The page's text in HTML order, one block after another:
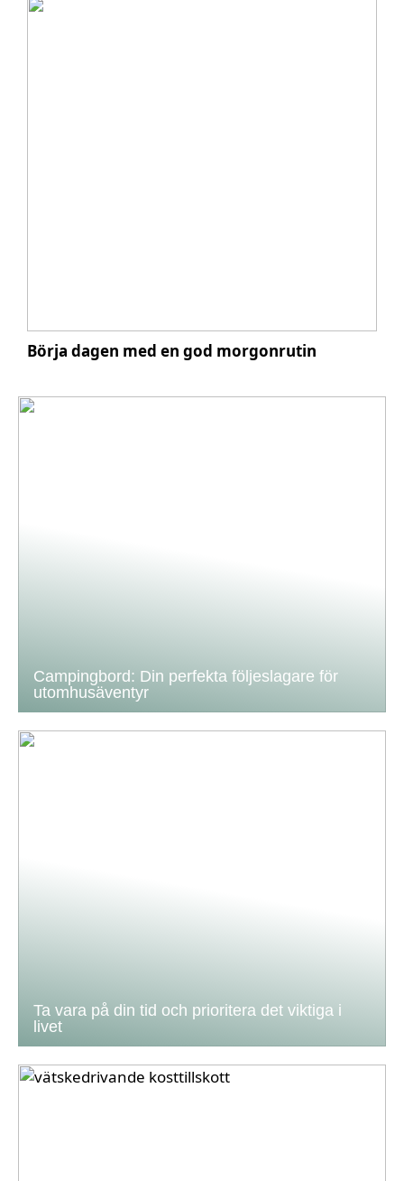
Börja dagen med en god morgonrutin
Campingbord: Din perfekta följeslagare för
utomhusäventyr
Ta vara på din tid och prioritera det viktiga i
livet